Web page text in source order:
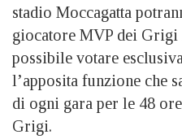
stadio Moccagatta
giocatore MVP dei Grigi
possibile votare
l’apposita funzione che
di ogni gara per le 48
Grigi.